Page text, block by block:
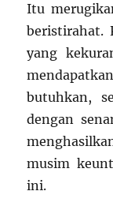
Itu
beristirahat.
yang
butuhkan,
dengan
musim
ini.